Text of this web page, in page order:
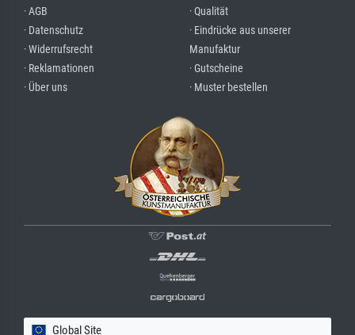
· AGB
· Datenschutz
· Widerrufsrecht
· Reklamationen
· Über uns
· Qualität
· Eindrücke aus unserer
Manufaktur
· Gutscheine
· Muster bestellen
Global Site